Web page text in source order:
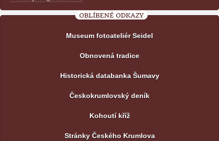
OBLÍBENÉ ODKAZY
Museum fotoateliér Seidel
Obnovená tradice
Historická databanka Šumavy
Českokrumlovský deník
Kohoutí kříž
Stránky Českého Krumlova